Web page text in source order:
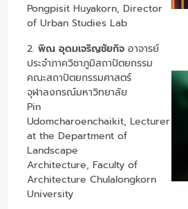
Pongpisit Huyakorn, Director
of Urban Studies Lab
2.พิณ อุดมเจริญชัยกิจอาจารย์
ประจำภาควิชาภูมิสถาปัตยกรรม
คณะสถาปัตยกรรมศาสตร์
จุฬาลงกรณ์มหาวิทยาลัย
Pin
Udomcharoenchaikit, Lecturer
at the Department of
Landscape
Architecture, Faculty of
Architecture Chulalongkorn
University